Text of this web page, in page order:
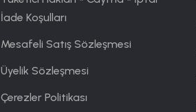
İade Koşulları
Mesafeli Satış Sözleşmesi
Üyelik Sözleşmesi
Çerezler Politikası